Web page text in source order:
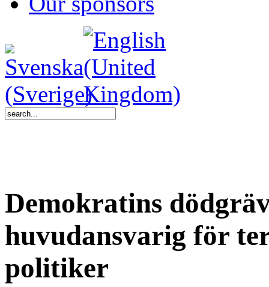
Demokratins
huvudansvarig för
politiker